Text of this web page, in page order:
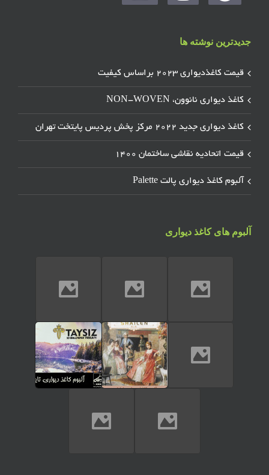
جدیدترین نوشته ها
قیمت کاغذدیواری ۲۰۲۳ براساس کیفیت
کاغذ دیواری نانوون، NON-WOVEN
کاغذ دیواری جدید ۲۰۲۲ مرکز پخش پردیس پایتخت تهران
قیمت اتحادیه نقاشی ساختمان ۱۴۰۰
آلبوم کاغذ دیواری پالت Palette
آلبوم های کاغذ دیواری